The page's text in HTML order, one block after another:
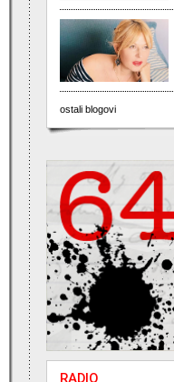
ostali blogovi
RADIO